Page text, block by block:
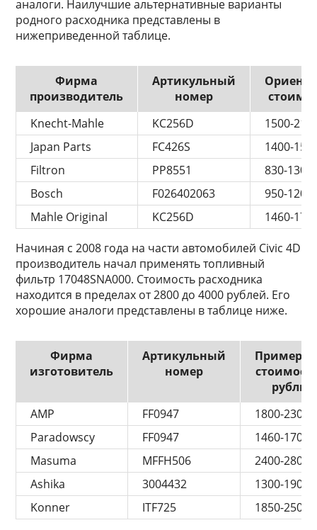
аналоги. Наилучшие альтернативные варианты
родного расходника представлены в
нижеприведенной таблице.
Фирма
производитель
Артикульный
номер
Knecht-Mahle
KC256D
1500-
Japan Parts
FC426S
1400-
Filtron
PP8551
830-1300
Bosch
F026402063
950-1200
Mahle Original
KC256D
1460-
Начиная с 2008 года на части автомобилей Civic 4D
производитель начал применять топливный
фильтр 17048SNA000. Стоимость расходника
находится в пределах от 2800 до 4000 рублей. Его
хорошие аналоги представлены в таблице ниже.
Фирма
изготовитель
Артикульный
номер
рубль
AMP
FF0947
1800-2300
Paradowscy
FF0947
1460-1700
Masuma
MFFH506
2400-2800
Ashika
3004432
1300-1900
Konner
ITF725
1850-2500